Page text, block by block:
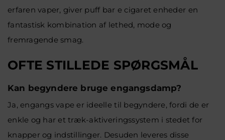
erfaren vaper, giver puff bar e cigaret enheder en
fantastisk kombination af lethed, mode og
fremragende smag.
OFTE STILLEDE SPØRGSMÅL
Kan begyndere bruge engangsdamp?
Ja, engangs vape er ideelle til begyndere, fordi de er
enkle og har et træk-aktiveringssystem i stedet for
knapper og indstillinger. Desuden leveres disse